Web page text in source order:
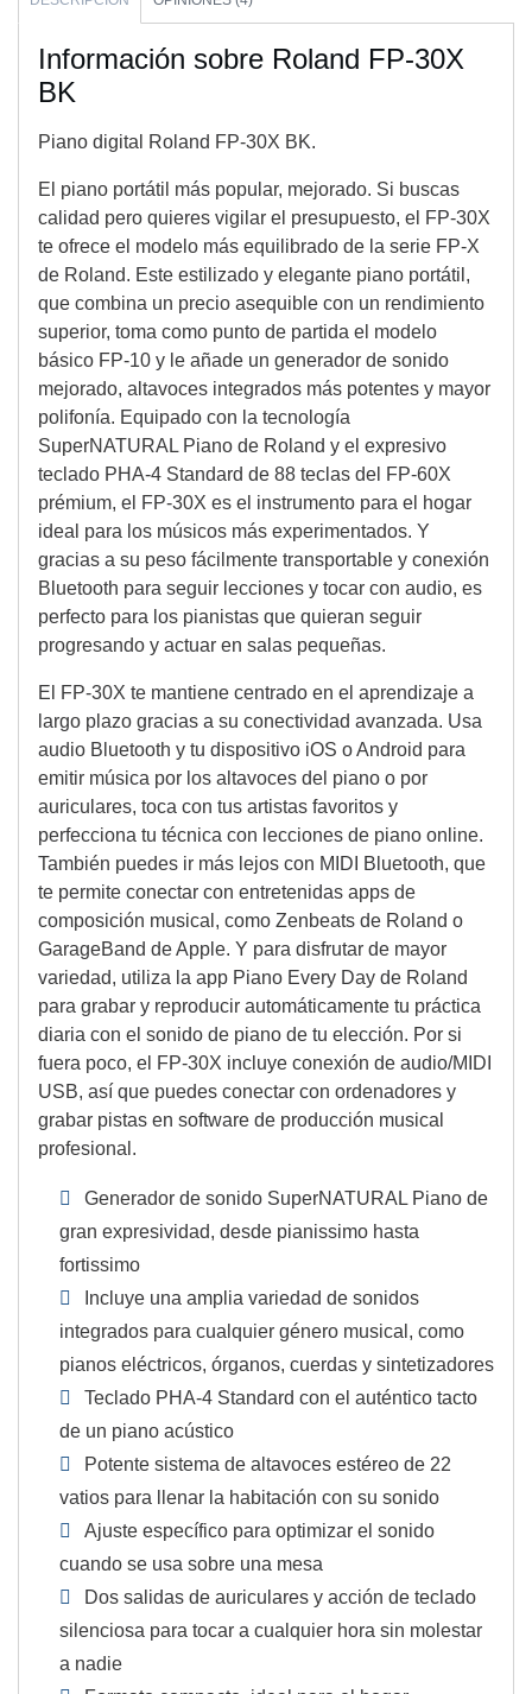
Información sobre Roland FP-30X
BK
Piano digital Roland FP-30X BK.
El piano portátil más popular, mejorado. Si buscas
calidad pero quieres vigilar el presupuesto, el FP-30X
te ofrece el modelo más equilibrado de la serie FP-X
de Roland. Este estilizado y elegante piano portátil,
que combina un precio asequible con un rendimiento
superior, toma como punto de partida el modelo
básico FP-10 y le añade un generador de sonido
mejorado, altavoces integrados más potentes y mayor
polifonía. Equipado con la tecnología
SuperNATURAL Piano de Roland y el expresivo
teclado PHA-4 Standard de 88 teclas del FP-60X
prémium, el FP-30X es el instrumento para el hogar
ideal para los músicos más experimentados. Y
gracias a su peso fácilmente transportable y conexión
Bluetooth para seguir lecciones y tocar con audio, es
perfecto para los pianistas que quieran seguir
progresando y actuar en salas pequeñas.
El FP-30X te mantiene centrado en el aprendizaje a
largo plazo gracias a su conectividad avanzada. Usa
audio Bluetooth y tu dispositivo iOS o Android para
emitir música por los altavoces del piano o por
auriculares, toca con tus artistas favoritos y
perfecciona tu técnica con lecciones de piano online.
También puedes ir más lejos con MIDI Bluetooth, que
te permite conectar con entretenidas apps de
composición musical, como Zenbeats de Roland o
GarageBand de Apple. Y para disfrutar de mayor
variedad, utiliza la app Piano Every Day de Roland
para grabar y reproducir automáticamente tu práctica
diaria con el sonido de piano de tu elección. Por si
fuera poco, el FP-30X incluye conexión de audio/MIDI
USB, así que puedes conectar con ordenadores y
grabar pistas en software de producción musical
profesional.
Generador de sonido SuperNATURAL Piano de
gran expresividad, desde pianissimo hasta
fortissimo
Incluye una amplia variedad de sonidos
integrados para cualquier género musical, como
pianos eléctricos, órganos, cuerdas y sintetizadores
Teclado PHA-4 Standard con el auténtico tacto
de un piano acústico
Potente sistema de altavoces estéreo de 22
vatios para llenar la habitación con su sonido
Ajuste específico para optimizar el sonido
cuando se usa sobre una mesa
Dos salidas de auriculares y acción de teclado
silenciosa para tocar a cualquier hora sin molestar
a nadie